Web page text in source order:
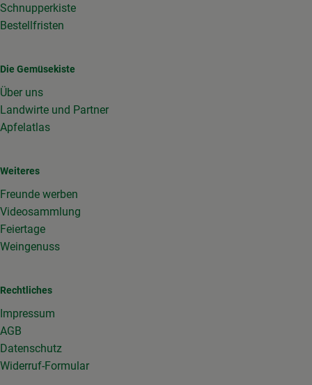
Schnupperkiste
Bestellfristen
Die Gemüsekiste
Über uns
Landwirte und Partner
Apfelatlas
Weiteres
Freunde werben
Videosammlung
Feiertage
Weingenuss
Rechtliches
Impressum
AGB
Datenschutz
Widerruf-Formular